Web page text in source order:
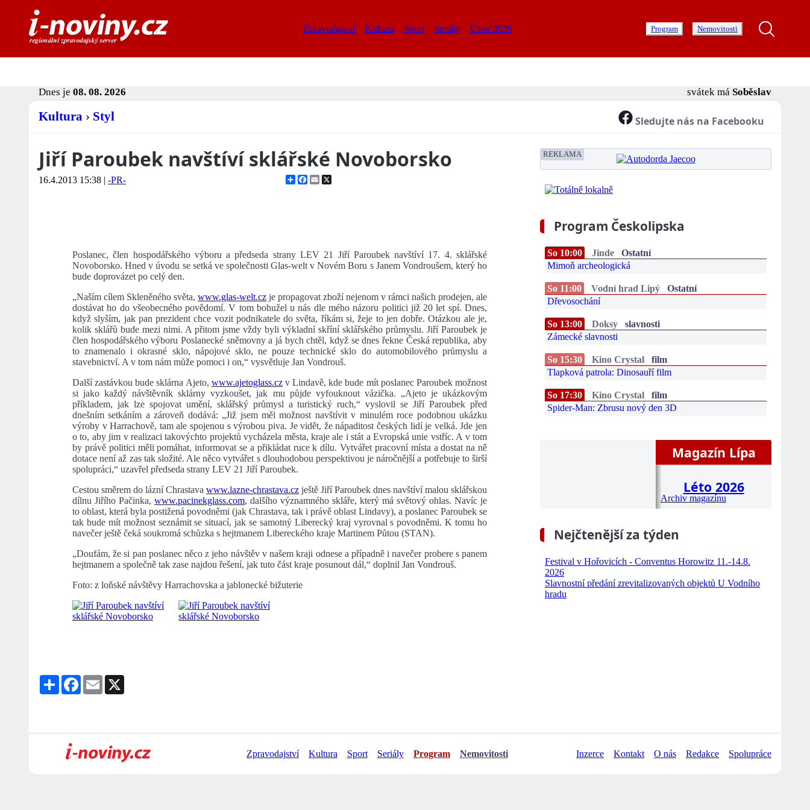
Zpravodajství Kultura Sport Seriály Únor 2026 Program Nemovitosti
Dnes je 08. 08. 2026 svátek má Soběslav
Kultura › Styl Sledujte nás na Facebooku
Jiří Paroubek navštíví sklářské Novoborsko
16.4.2013 15:38 | -PR- ShareFacebook
Email
Poslanec, člen hospodářského výboru a předseda strany LEV 21 Jiří Paroubek navštíví 17. 4. sklářské
Novoborsko. Hned v úvodu se setká ve společnosti Glas-welt v Novém Boru s Janem Vondroušem, který ho
bude doprovázet po celý den.
„Naším cílem Skleněného světa, www.glas-welt.cz je propagovat zboží nejenom v rámci našich prodejen, ale
dostávat ho do všeobecného povědomí. V tom bohužel u nás dle mého názoru politici již 20 let spí. Dnes,
když slyším, jak pan prezident chce vozit podnikatele do světa, říkám si, žeje to jen dobře. Otázkou ale je,
kolik sklářů bude mezi nimi. A přitom jsme vždy byli výkladní skříní sklářského průmyslu. Jiří Paroubek je
člen hospodářského výboru Poslanecké sněmovny a já bych chtěl, když se dnes řekne Česká republika, aby
to znamenalo i okrasné sklo, nápojové sklo, ne pouze technické sklo do automobilového průmyslu a
stavebnictví. A v tom nám může pomoci i on,“ vysvětluje Jan Vondrouš.
Další zastávkou bude sklárna Ajeto, www.ajetoglass.czv Lindavě, kde bude mít poslanec Paroubek možnost
si jako každý návštěvník sklárny vyzkoušet, jak mu půjde vyfouknout vázička. „Ajeto je ukázkovým
příkladem, jak lze spojovat umění, sklářský průmysl a turistický ruch,“ vyslovil se Jiří Paroubek před
dnešním setkáním a zároveň dodává: „Již jsem měl možnost navštívit v minulém roce podobnou ukázku
výroby v Harrachově, tam ale spojenou s výrobou piva. Je vidět, že nápaditost českých lidí je velká. Jde jen
o to, aby jim v realizaci takovýchto projektů vycházela města, kraje ale i stát a Evropská unie vstříc. A v tom
by právě politici měli pomáhat, informovat se a přikládat ruce k dílu. Vytvářet pracovní místa a dostat na ně
dotace není až zas tak složité. Ale něco vytvářet s dlouhodobou perspektivou je náročnější a potřebuje to širší
spolupráci,“ uzavřel předseda strany LEV 21 Jiří Paroubek.
Cestou směrem do lázní Chrastava www.lazne-chrastava.cz ještě Jiří Paroubek dnes navštíví malou sklářskou
dílnu Jiřího Pačinka, www.pacinekglass.com, dalšího významného skláře, který má světový ohlas. Navíc je
to oblast, která byla postižená povodněmi (jak Chrastava, tak i právě oblast Lindavy), a poslanec Paroubek se
tak bude mít možnost seznámit se situací, jak se samotný Liberecký kraj vyrovnal s povodněmi. K tomu ho
navečer ještě čeká soukromá schůzka s hejtmanem Libereckého kraje Martinem Půtou (STAN).
„Doufám, že si pan poslanec něco z jeho návštěv v našem kraji odnese a případně i navečer probere s panem
hejtmanem a společně tak zase najdou řešení, jak tuto část kraje posunout dál,“ doplnil Jan Vondrouš.
Foto: z loňské návštěvy Harrachovska a jablonecké bižuterie
Share Facebook
Email
REKLAMA
Program Českolipska
So 10:00 Jinde
Ostatní
Mimoň archeologická
So 11:00 Vodní hrad Lipý
Ostatní
Dřevosochání
So 13:00 Doksy
slavnosti
Zámecké slavnosti
So 15:30 Kino Crystal
film
Tlapková patrola: Dinosauří film
So 17:30 Kino Crystal
film
Spider-Man: Zbrusu nový den 3D
Magazín Lípa
Léto 2026
Archiv magazínu
Nejčtenější za týden
Festival v Hořovicích - Conventus Horowitz 11.-14.8.
2026
Slavnostní předání zrevitalizovaných objektů U Vodního
hradu
Zpravodajství Kultura Sport Seriály Program Nemovitosti Inzerce Kontakt O nás Redakce Spolupráce